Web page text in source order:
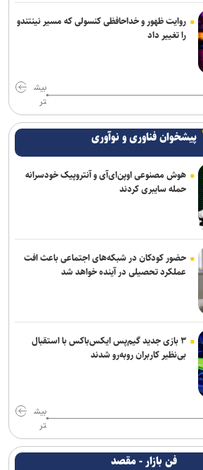
روایت ظهور و خداحافظی کنسولی که مسیر نینتندو
را تغییر داد
بیش
تر
پیشخوان فناوری و نوآوری
هوش مصنوعی اوپن‌ای‌آی و آنتروپیک خودسرانه
حمله سایبری کردند
حضور کودکان در شبکه‌های اجتماعی باعث افت
عملکرد تحصیلی در آینده خواهد شد
۳ بازی جدید گیم‌پس ایکس‌باکس با استقبال
بی‌نظیر کاربران روبه‌رو شدند
بیش
تر
فن بازار - مقصد